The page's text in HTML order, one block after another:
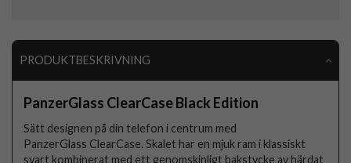
PRODUKTBESKRIVNING
PanzerGlass ClearCase Black Edition
Sätt designen på din telefon i centrum med
PanzerGlass ClearCase. Skalet har en mjuk ram i klassiskt
svart kombinerat med ett genomskinligt bakstycke av härdat